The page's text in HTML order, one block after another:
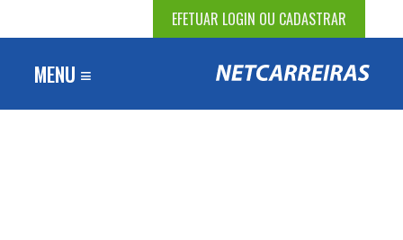
EFETUAR LOGIN OU CADASTRAR
MENU ≡